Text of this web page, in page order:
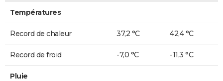
Températures
Record de chaleur 37,2 °C 42,4 °C
Record de froid -7,0 °C -11,3 °C
Pluie